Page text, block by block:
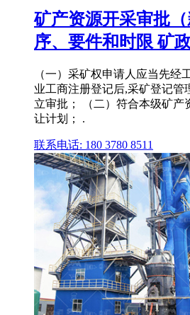
矿产资源开采审批
序、要件和时限 矿
（一）采矿权申请人应当先经
业工商注册登记后,采矿登记管
立审批； （二）符合本级矿产
让计划； .
联系电话: 180 3780 8511